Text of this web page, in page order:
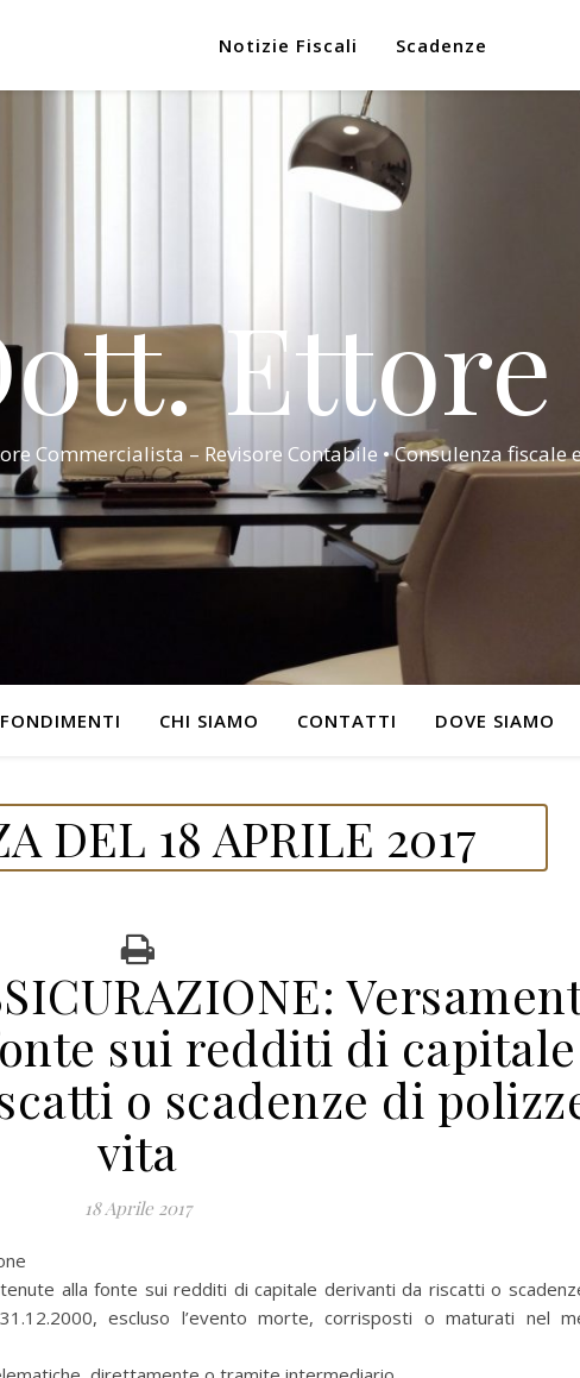
Notizie Fiscali Scadenze
Ettore
Commercialista – Revisore Contabile • Consulenza fiscale
CHI SIAMO CONTATTI DOVE SIAMO
DEL 18 APRILE 2017
sui redditi di capitale
o scadenze di
vita
18 Aprile 2017
alla fonte sui redditi di capitale derivanti da riscatti o
escluso l’evento morte, corrisposti o maturati nel